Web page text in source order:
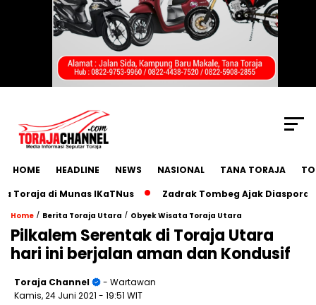
HOME HEADLINE NEWS NASIONAL TANA TORAJA
di Munas IKaTNus
Zadrak Tombeg Ajak Diaspora
Home / Berita Toraja Utara / Obyek Wisata Toraja Utara
Pilkalem Serentak di Toraja Utara
hari ini berjalan aman dan Kondusif
Toraja Channel
- Wartawan
Kamis, 24 Juni 2021 - 19:51 WIT